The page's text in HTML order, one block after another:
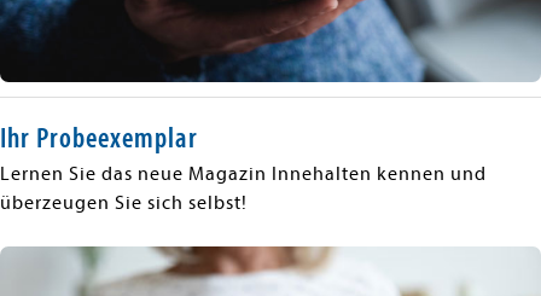
Ihr Probeexemplar
Lernen Sie das neue Magazin Innehalten kennen und
überzeugen Sie sich selbst!